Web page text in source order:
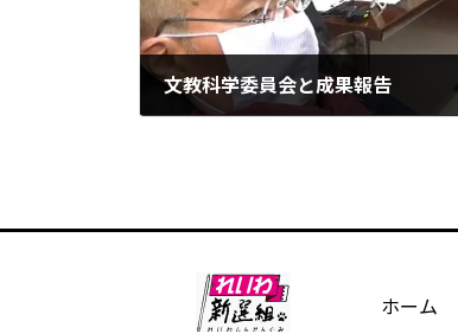
文教科学委員会と成果報告
ホーム